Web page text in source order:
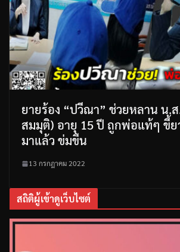
ยายร้อง “ปวีณา” ช่วยหลาน น.
สมมุติ) อายุ 15 ปี ถูกพ่อแท้ๆ ขี้ย
มาแล้ว ข่มขืน
13 กรกฎาคม 2022
สถิติผู้เข้าดูเว็บไซต์